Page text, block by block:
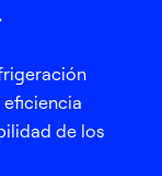
de los